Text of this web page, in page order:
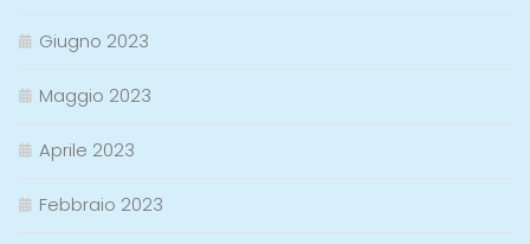
Giugno 2023
Maggio 2023
Aprile 2023
Febbraio 2023